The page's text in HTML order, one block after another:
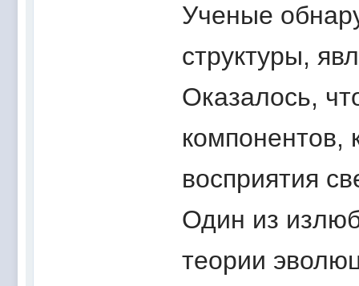
Ученые
структуры,
Оказалось,
компонентов,
восприятия
Один из
теории